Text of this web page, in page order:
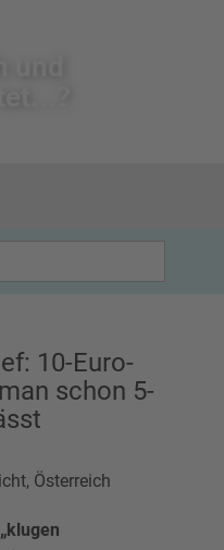
10-Euro-
schon 5-
, Österreich